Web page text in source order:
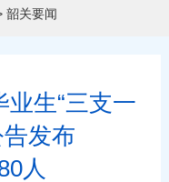
韶关要闻
业生“三支一
发布
人